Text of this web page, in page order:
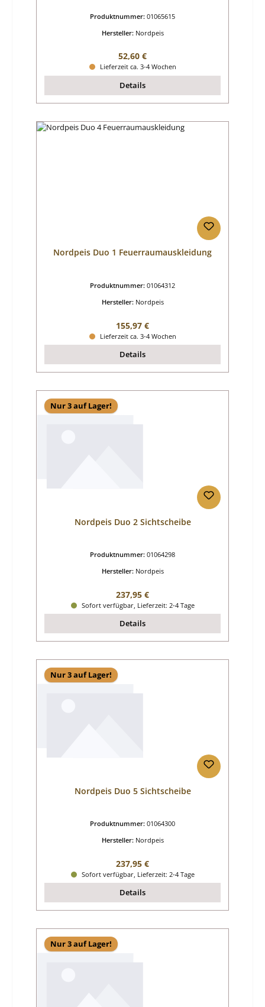
Produktnummer: 01065615
Hersteller: Nordpeis
Regulärer Preis:
52,60 €
Lieferzeit ca. 3-4 Wochen
Details
Nordpeis Duo 1 Feuerraumauskleidung
Produktnummer: 01064312
Hersteller: Nordpeis
Regulärer Preis:
155,97 €
Lieferzeit ca. 3-4 Wochen
Details
Nur 3 auf Lager!
Nordpeis Duo 2 Sichtscheibe
Produktnummer: 01064298
Hersteller: Nordpeis
Regulärer Preis:
237,95 €
Sofort verfügbar, Lieferzeit: 2-4 Tage
Details
Nur 3 auf Lager!
Nordpeis Duo 5 Sichtscheibe
Produktnummer: 01064300
Hersteller: Nordpeis
Regulärer Preis:
237,95 €
Sofort verfügbar, Lieferzeit: 2-4 Tage
Details
Nur 3 auf Lager!